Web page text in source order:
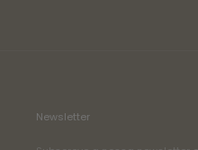
Newsletter